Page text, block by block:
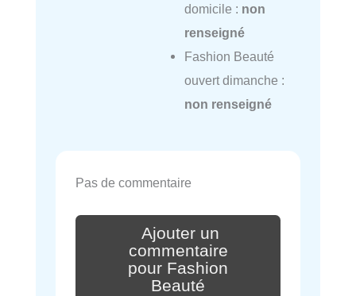
domicile : non
renseigné
Fashion Beauté
ouvert dimanche :
non renseigné
Pas de commentaire
Ajouter un
commentaire
pour Fashion
Beauté